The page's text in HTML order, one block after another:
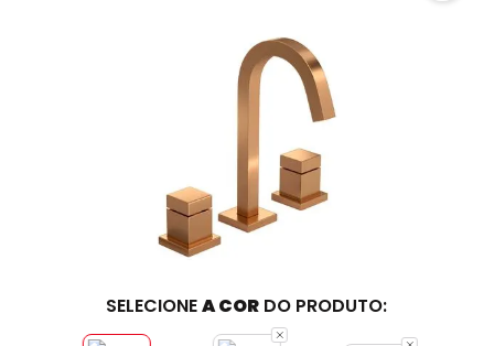
SELECIONEA COR DO PRODUTO: